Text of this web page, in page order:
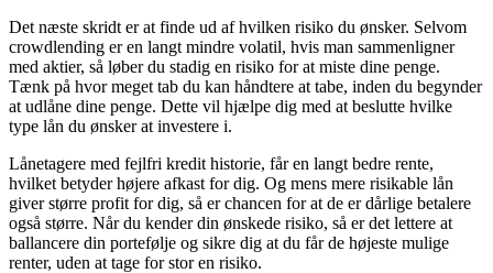
Det næste skridt er at finde ud af hvilken risiko du ønsker. Selvom
crowdlending er en langt mindre volatil, hvis man sammenligner
med aktier, så løber du stadig en risiko for at miste dine penge.
Tænk på hvor meget tab du kan håndtere at tabe, inden du begynder
at udlåne dine penge. Dette vil hjælpe dig med at beslutte hvilke
type lån du ønsker at investere i.
Lånetagere med fejlfri kredit historie, får en langt bedre rente,
hvilket betyder højere afkast for dig. Og mens mere risikable lån
giver større profit for dig, så er chancen for at de er dårlige betalere
også større. Når du kender din ønskede risiko, så er det lettere at
ballancere din portefølje og sikre dig at du får de højeste mulige
renter, uden at tage for stor en risiko.